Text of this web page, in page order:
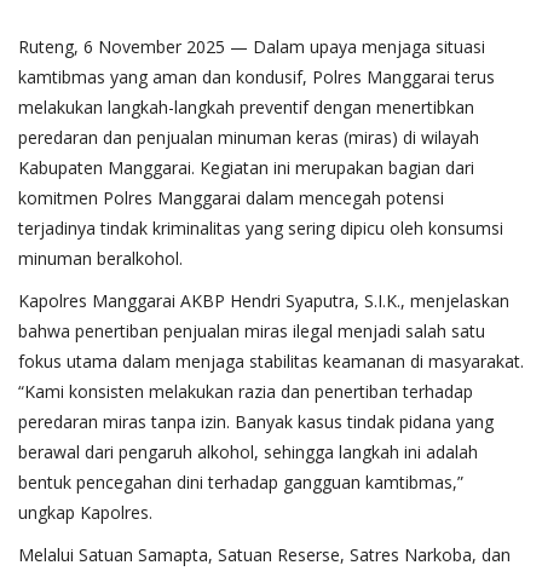
Ruteng, 6 November 2025 — Dalam upaya menjaga situasi
kamtibmas yang aman dan kondusif, Polres Manggarai terus
melakukan langkah-langkah preventif dengan menertibkan
peredaran dan penjualan minuman keras (miras) di wilayah
Kabupaten Manggarai. Kegiatan ini merupakan bagian dari
komitmen Polres Manggarai dalam mencegah potensi
terjadinya tindak kriminalitas yang sering dipicu oleh konsumsi
minuman beralkohol.
Kapolres Manggarai AKBP Hendri Syaputra, S.I.K., menjelaskan
bahwa penertiban penjualan miras ilegal menjadi salah satu
fokus utama dalam menjaga stabilitas keamanan di masyarakat.
“Kami konsisten melakukan razia dan penertiban terhadap
peredaran miras tanpa izin. Banyak kasus tindak pidana yang
berawal dari pengaruh alkohol, sehingga langkah ini adalah
bentuk pencegahan dini terhadap gangguan kamtibmas,”
ungkap Kapolres.
Melalui Satuan Samapta, Satuan Reserse, Satres Narkoba, dan